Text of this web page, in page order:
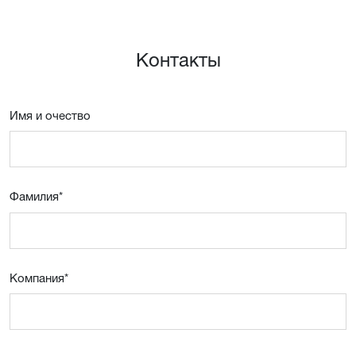
Контакты
Имя и очествo
Фамилия*
Компания*